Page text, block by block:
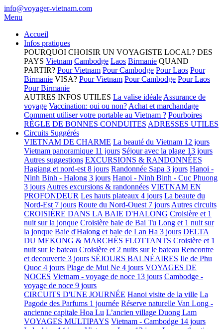
info@voyager-vietnam.com
Menu
Accueil
Infos pratiques
POURQUOI CHOISIR UN VOYAGISTE LOCAL? DES
PAYS Vietnam Cambodge Laos Birmanie QUAND
PARTIR? Pour Vietnam Pour Cambodge Pour Laos Pour
Birmanie VISA? Pour Vietnam Pour Cambodge Pour Laos
Pour Birmanie
AUTRES INFOS UTILES La valise idéale Assurance de
voyage Vaccination: oui ou non? Achat et marchandage
Comment utiliser votre portable au Vietnam ? Pourboires
RÈGLE DE BONNES CONDUITES ADRESSES UTILES
Circuits Suggérés
VIETNAM DE CHARME La beauté du Vietnam 12 jours
Vietnam panoramique 11 jours Séjour avec la plage 13 jours
Autres suggestions EXCURSIONS & RANDONNÉES
Hagiang et nord-est 8 jours Randonnée Sapa 3 jours Hanoi -
Ninh Binh - Halong 3 jours Hanoi - Ninh Binh - Cuc Phuong
3 jours Autres excursions & randonnées VIETNAM EN
PROFONDEUR Les hauts plateaux 4 jours La beaute du
Nord-Est 7 jours Route du Nord-Ouest 7 jours Autres circuits
CROISIÈRE DANS LA BAIE D'HALONG Croisière et 1
nuit sur la jonque Croisière baie de Bai Tu Long et 1 nuit sur
la jonque Baie d'Halong et baie de Lan Ha 3 jours DELTA
DU MEKONG & MARCHÉS FLOTTANTS Croisière et 1
nuit sur le bateau Croisière et 2 nuits sur le bateau Rencontre
et decouverte 3 jours SÉJOURS BALNÉAIRES Ile de Phu
Quoc 4 jours Plage de Mui Ne 4 jours VOYAGES DE
NOCES Vietnam - voyage de noce 13 jours Cambodge -
voyage de noce 9 jours
CIRCUITS D'UNE JOURNÉE Hanoi visite de la ville La
Pagode des Parfums 1 journée Réserve naturelle Van Long -
ancienne capitale Hoa Lu L’ancien village Duong Lam
VOYAGES MULTIPAYS Vietnam - Cambodge 14 jours